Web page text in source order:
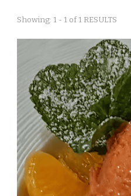
Showing: 1 - 1 of 1 RESULTS